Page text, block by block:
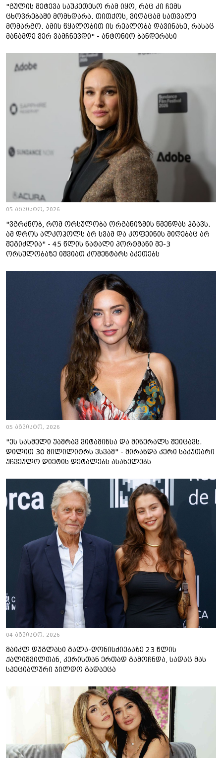
"გულის შეტევა საუკეთესო რამ იყო, რაც კი ჩემს
ცხოვრებაში მომხდარა. თითქოს, ვიღაცამ სათვალე
მომარგო. ამის წყალობით ის რეალობა დავინახე, რასაც
მანამდე ვერ ვამჩნევდი" - ანტონიო ბანდერასი
05 აგვისტო, 2026
"ვგრძნობ, რომ ორსულობა ორგანიზმის წმენდას ჰგავს.
ამ დროს ალკოჰოლს არ სვამ და კოფეინის მიღებაც არ
შეგიძლია" - 45 წლის ნატალი პორტმანი მე-3
ორსულობაზე იშვიათ კომენტარს აკეთებს
05 აგვისტო, 2026
"ეს სასმელი უამრავ ვიტამინსა და მინერალს შეიცავს.
დილით 30 მილილიტრს ვსვამ" - მირანდა კერი საკუთარი
უჩვეულო დიეტის დეტალებს ასახელებს
04 აგვისტო, 2026
მაიკლ დუგლასი გალა-ღონისძიებაზე 23 წლის
ქალიშვილთან, კერისთან ერთად გამოჩნდა, სადაც მას
სპეციალური ჯილდო გადაეცა